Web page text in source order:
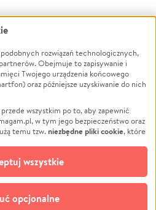
Powódź
Wichura
NGO
Edukacja
Podróż
Impreza
Ochrona środowiska
Biznes
rozwiązań technologicznych,
Obejmuje to zapisywanie i
Twojego urządzenia końcowego
oraz późniejsze uzyskiwanie do nich
wszystkim po to, aby zapewnić
w tym jego bezpieczeństwo oraz
temu tzw.niezbędne pliki cookie, które
plików cookie
i retargetingowych. Możesz wyrazić
W dowolnym momencie masz
na stronie „Zarządzaj zgodami cookie”,
Pomagam.pl. Opcjonalne pliki
opcjonalne
wszystkie